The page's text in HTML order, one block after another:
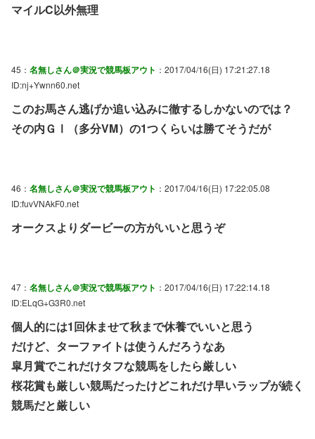
マイルC以外無理
45： 名無しさん＠実況で競馬板アウト ：2017/04/16(日) 17:21:27.18
ID:nj+Ywnn60.net
このお馬さん逃げか追い込みに徹するしかないのでは？
その内ＧⅠ（多分VM）の1つくらいは勝てそうだが
46： 名無しさん＠実況で競馬板アウト ：2017/04/16(日) 17:22:05.08
ID:fuvVNAkF0.net
オークスよりダービーの方がいいと思うぞ
47： 名無しさん＠実況で競馬板アウト ：2017/04/16(日) 17:22:14.18
ID:ELqG+G3R0.net
個人的には1回休ませて秋まで休養でいいと思う
だけど、ターファイトは使うんだろうなあ
皐月賞でこれだけタフな競馬をしたら厳しい
桜花賞も厳しい競馬だったけどこれだけ早いラップが続く
競馬だと厳しい